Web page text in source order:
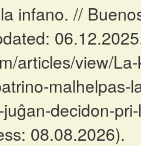
infano. //
articles/view/
malhelpas-
decidon-
08.08.2026).